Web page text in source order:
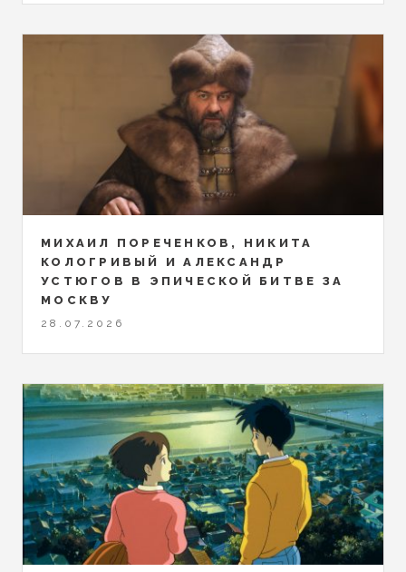
МИХАИЛ ПОРЕЧЕНКОВ, НИКИТА
КОЛОГРИВЫЙ И АЛЕКСАНДР
УСТЮГОВ В ЭПИЧЕСКОЙ БИТВЕ ЗА
МОСКВУ
28.07.2026